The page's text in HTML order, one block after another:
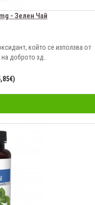
- Зелен Чай
който се използва от
доброто зд..